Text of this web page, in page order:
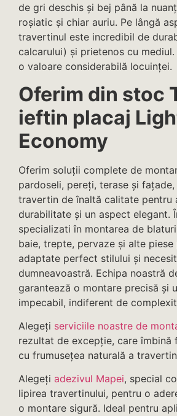
de gri deschis și bej până la
roșiatic și chiar auriu. Pe lângă
travertinul este incredibil de
calcarului) și prietenos cu
o valoare considerabilă locuinței.
Oferim din stoc
ieftin placaj
Economy
Oferim soluții complete de
pardoseli, pereți, terase și
travertin de înaltă calitate pentru
durabilitate și un aspect elegant.
specializati în montarea de
baie, trepte, pervaze și alte piese
adaptate perfect stilului și
dumneavoastră. Echipa noastră
garantează o montare precisă și
impecabil, indiferent de
Alegeți serviciile noastre de
rezultat de excepție, care îmbină
cu frumusețea naturală a
Alegeți adezivul Mapei, special
lipirea travertinului, pentru o
o montare sigură. Ideal pentru